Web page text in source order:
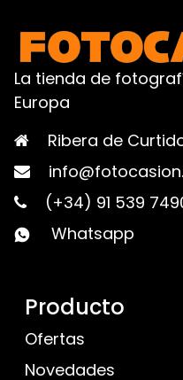
La tienda de
Europa
Ribera de
(+34) 91 539
Whatsapp
Producto
Ofertas
Novedades